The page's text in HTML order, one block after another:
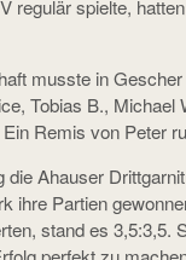
regulär spielte,
musste in
Tobias B., Michael
Remis von Peter
die Ahauser
ihre Partien
stand es 3,5:3,5.